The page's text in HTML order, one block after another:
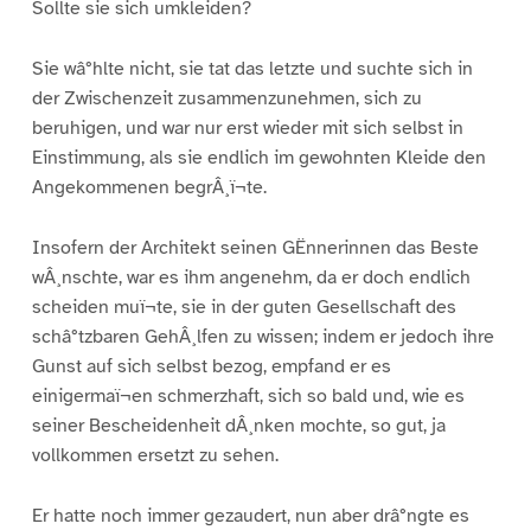
Sollte sie sich umkleiden?
Sie wâ°hlte nicht, sie tat das letzte und suchte sich in
der Zwischenzeit zusammenzunehmen, sich zu
beruhigen, und war nur erst wieder mit sich selbst in
Einstimmung, als sie endlich im gewohnten Kleide den
Angekommenen begrÂ¸ï¬te.
Insofern der Architekt seinen GËnnerinnen das Beste
wÂ¸nschte, war es ihm angenehm, da er doch endlich
scheiden muï¬te, sie in der guten Gesellschaft des
schâ°tzbaren GehÂ¸lfen zu wissen; indem er jedoch ihre
Gunst auf sich selbst bezog, empfand er es
einigermaï¬en schmerzhaft, sich so bald und, wie es
seiner Bescheidenheit dÂ¸nken mochte, so gut, ja
vollkommen ersetzt zu sehen.
Er hatte noch immer gezaudert, nun aber drâ°ngte es